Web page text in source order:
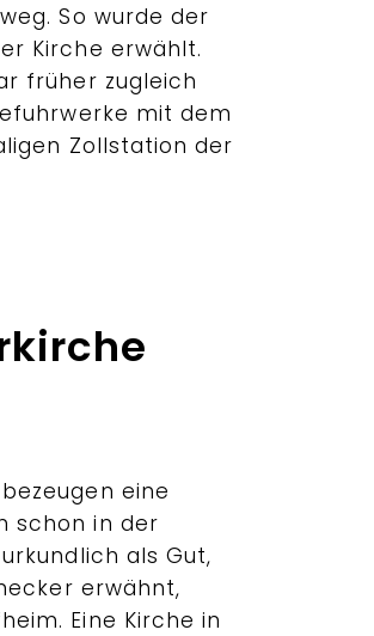
So wurde der
Kirche erwählt.
früher zugleich
mit dem
Zollstation der
eine
schon in der
als Gut,
erwähnt,
Eine Kirche in